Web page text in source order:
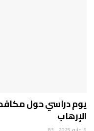
يوم دراسي حول
الإرهاب